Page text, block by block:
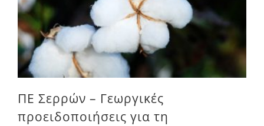
ΠΕ Σερρών – Γεωργικές
προειδοποιήσεις για τη